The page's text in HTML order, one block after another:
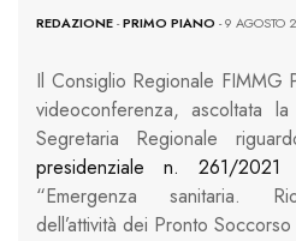
REDAZIONE-PRIMO PIANO - 9 AGOSTO
Il Consiglio Regionale FIMMG
videoconferenza, ascoltata
Segretaria Regionale
presidenziale n. 261/2021
“Emergenza sanitaria.
dell’attività dei Pronto